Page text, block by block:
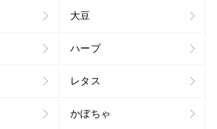
大豆
ハーブ
レタス
かぼちゃ